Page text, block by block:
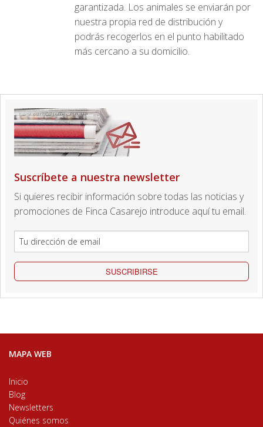
garantizada. Los animales se enviarán por
nuestra propia red de distribución y
podrás recogerlos en el punto habilitado
más cercano a su domicilio.
Suscríbete a nuestra newsletter
Si quieres recibir información sobre todas las noticias y
promociones de Finca Casarejo introduce aquí tu email.
SUSCRIBIRSE
MAPA WEB
Inicio
Blog
Newsletters
Quiénes somos